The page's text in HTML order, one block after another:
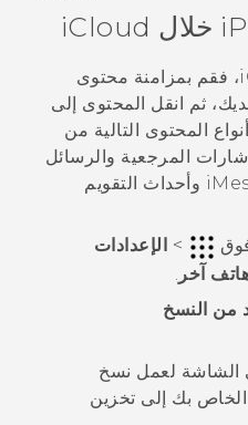
خلال iCloud
، فقم بمزامنة محتوى
ثم انقل المحتوى إلى
المحتوى التالية من
المرجعية والرسائل
وأحداث التقويم
>
الإعدادات
آخر
من النسخ
الشاشة لعمل نسخ
الخاص بك إلى تخزين